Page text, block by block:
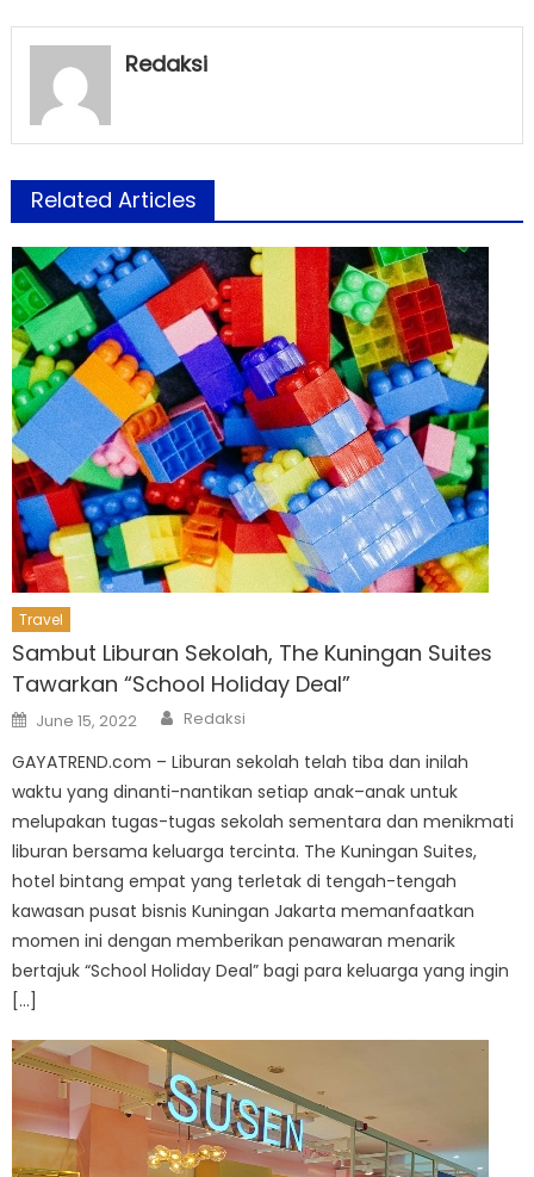
Redaksi
Related Articles
Travel
Sambut Liburan Sekolah, The Kuningan Suites
Tawarkan “School Holiday Deal”
Posted
on
June 15, 2022 Author
Redaksi
GAYATREND.com – Liburan sekolah telah tiba dan inilah
waktu yang dinanti-nantikan setiap anak–anak untuk
melupakan tugas-tugas sekolah sementara dan menikmati
liburan bersama keluarga tercinta. The Kuningan Suites,
hotel bintang empat yang terletak di tengah-tengah
kawasan pusat bisnis Kuningan Jakarta memanfaatkan
momen ini dengan memberikan penawaran menarik
bertajuk “School Holiday Deal” bagi para keluarga yang ingin
[…]